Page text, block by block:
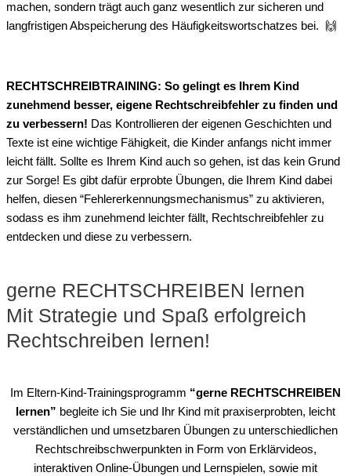
machen, sondern trägt auch ganz wesentlich zur sicheren und
langfristigen Abspeicherung des Häufigkeitswortschatzes bei. 🙌
RECHTSCHREIBTRAINING: So gelingt es Ihrem Kind
zunehmend besser, eigene Rechtschreibfehler zu finden und
zu verbessern! Das Kontrollieren der eigenen Geschichten und
Texte ist eine wichtige Fähigkeit, die Kinder anfangs nicht immer
leicht fällt. Sollte es Ihrem Kind auch so gehen, ist das kein Grund
zur Sorge! Es gibt dafür erprobte Übungen, die Ihrem Kind dabei
helfen, diesen “Fehlererkennungsmechanismus” zu aktivieren,
sodass es ihm zunehmend leichter fällt, Rechtschreibfehler zu
entdecken und diese zu verbessern.
gerne RECHTSCHREIBEN lernen
Mit Strategie und Spaß erfolgreich
Rechtschreiben lernen!
Im Eltern-Kind-Trainingsprogramm “gerne RECHTSCHREIBEN
lernen” begleite ich Sie und Ihr Kind mit praxiserprobten, leicht
verständlichen und umsetzbaren Übungen zu unterschiedlichen
Rechtschreibschwerpunkten in Form von Erklärvideos,
interaktiven Online-Übungen und Lernspielen, sowie mit